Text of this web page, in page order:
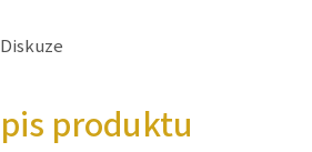
Diskuze
produktu